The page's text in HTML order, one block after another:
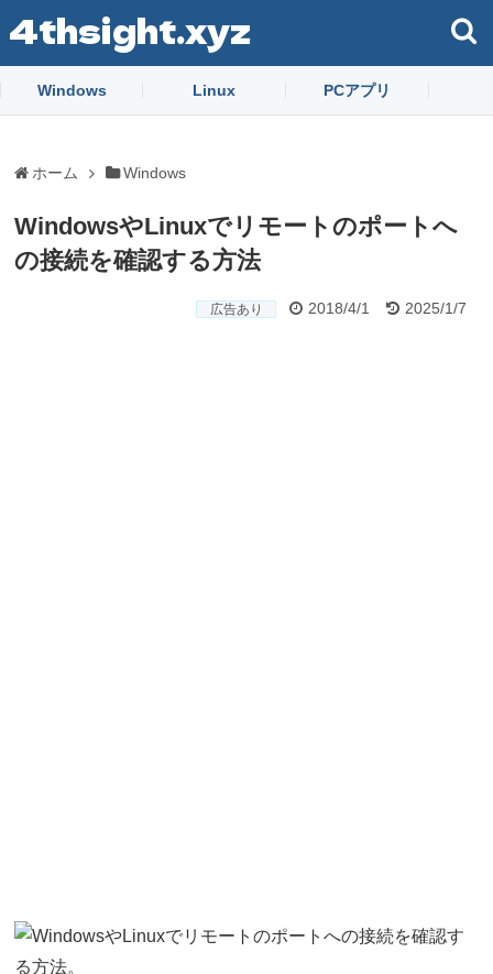
4thsight.xyz
Windows Linux PCアプリ
ホーム Windows
WindowsやLinuxでリモートのポートへ
の接続を確認する方法
広告あり 2018/4/1 2025/1/7